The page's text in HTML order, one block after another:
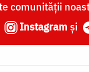
comunității
Instagram și